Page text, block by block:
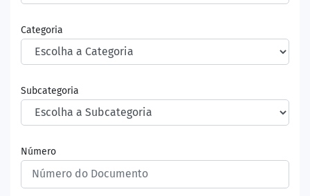
Categoria
Subcategoria
Número